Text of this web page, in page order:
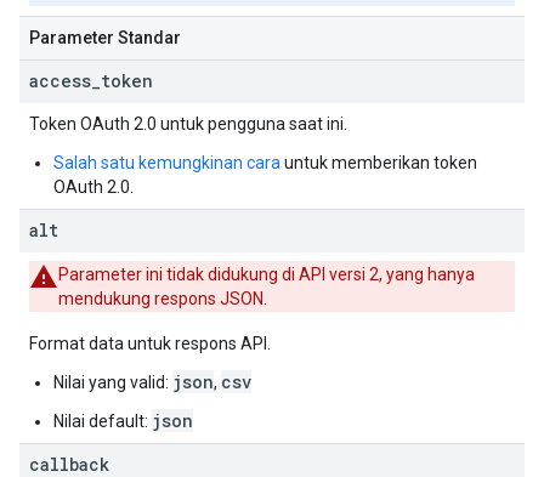
Parameter Standar
access token
Token OAuth 2.0 untuk pengguna saat ini.
Salah satu kemungkinan cara untuk memberikan token
OAuth 2.0
alt
Parameter ini tidak didukung di API versi 2, yang hanya
mendukung respons JSON.
Format data untuk respons API.
Nilai yang valid: json, csv
Nilai default: json
callback